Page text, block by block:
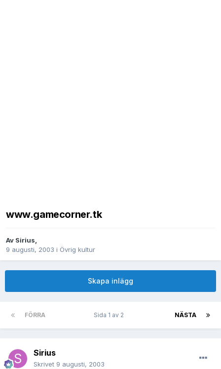
www.gamecorner.tk
Av Sirius,
9 augusti, 2003 i Övrig kultur
Skapa inlägg
FÖRRA NÄSTA
Sida 1 av 2
Sirius
Skrivet 9 augusti, 2003